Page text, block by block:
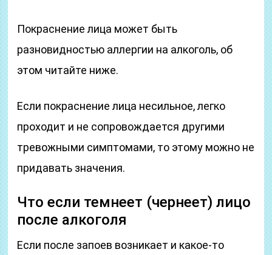
Покраснение лица может быть
разновидностью аллергии на алкоголь, об
этом читайте ниже.
Если покраснение лица несильное, легко
проходит и не сопровождается другими
тревожными симптомами, то этому можно не
придавать значения.
Что если темнеет (чернеет) лицо
после алкоголя
Если после запоев возникает и какое-то